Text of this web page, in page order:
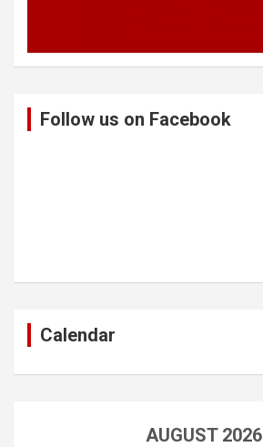
Follow us on Facebook
Calendar
AUGUST 2026